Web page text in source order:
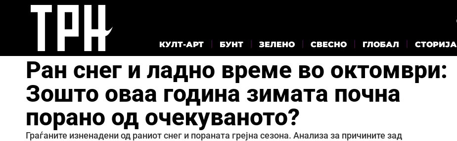
КУЛТ-АРТ БУНТ ЗЕЛЕНО СВЕСНО ГЛОБАЛ СТОРИЈА
Ран снег и ладно време во октомври:
Зошто оваа година зимата почна
порано од очекуваното?
Граѓаните изненадени од раниот снег и пораната грејна сезона. Анализа за причините зад